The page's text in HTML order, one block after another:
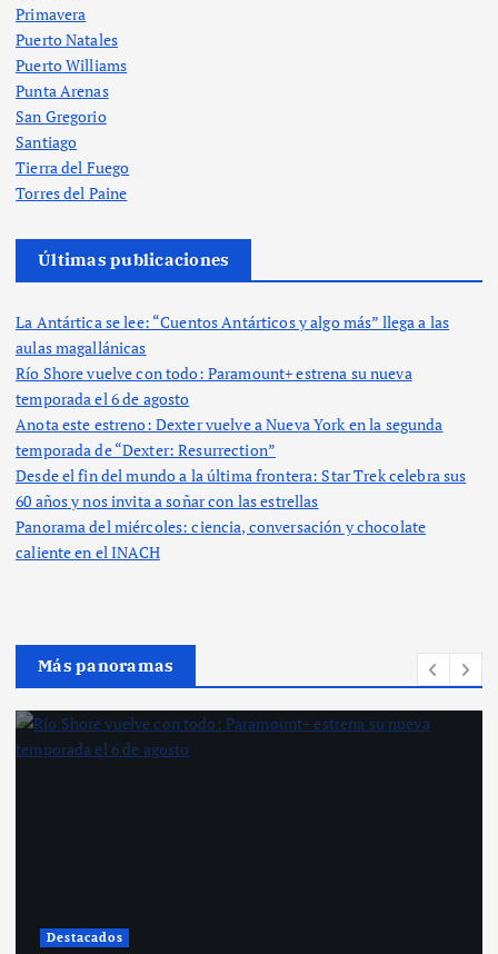
Primavera
Puerto Natales
Puerto Williams
Punta Arenas
San Gregorio
Santiago
Tierra del Fuego
Torres del Paine
Últimas publicaciones
La Antártica se lee: “Cuentos Antárticos y algo más” llega a las
aulas magallánicas
Río Shore vuelve con todo: Paramount+ estrena su nueva
temporada el 6 de agosto
Anota este estreno: Dexter vuelve a Nueva York en la segunda
temporada de “Dexter: Resurrection”
Desde el fin del mundo a la última frontera: Star Trek celebra sus
60 años y nos invita a soñar con las estrellas
Panorama del miércoles: ciencia, conversación y chocolate
caliente en el INACH
Más panoramas
Destacados